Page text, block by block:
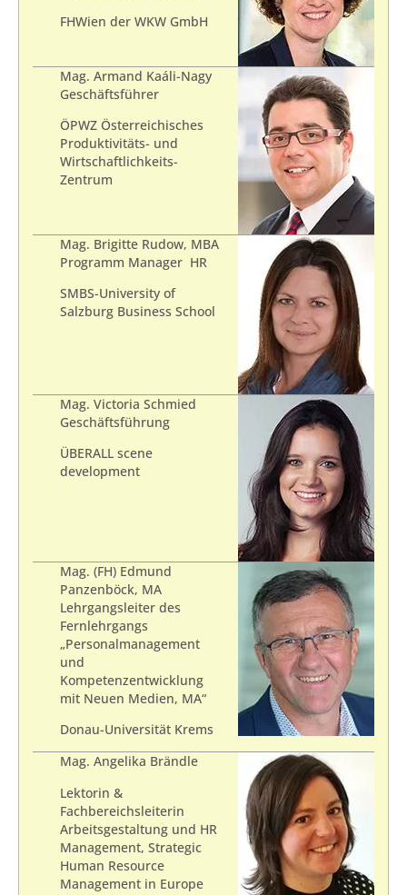
FHWien der WKW GmbH
Mag. Armand Kaáli-Nagy
Geschäftsführer
ÖPWZ Österreichisches
Produktivitäts- und
Wirtschaftlichkeits-
Zentrum
Mag. Brigitte Rudow, MBA
Programm Manager HR
SMBS-University of
Salzburg Business School
Mag. Victoria Schmied
Geschäftsführung
ÜBERALL scene
development
Mag. (FH) Edmund
Panzenböck, MA
Lehrgangsleiter des
Fernlehrgangs
„Personalmanagement
und
Kompetenzentwicklung
mit Neuen Medien, MA“
Donau-Universität Krems
Mag. Angelika Brändle
Lektorin &
Fachbereichsleiterin
Arbeitsgestaltung und HR
Management, Strategic
Human Resource
Management in Europe